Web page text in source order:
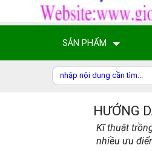
SẢN PHẨM
HƯỚNG
Kĩ thuật
nhiều ưu